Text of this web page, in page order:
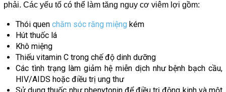
phải. Các yếu tố có thể làm tăng nguy cơ viêm lợi gồm:
Thói quen chăm sóc răng miệng kém
Hút thuốc lá
Khô miệng
Thiếu vitamin C trong chế độ dinh dưỡng
Các tình trạng làm giảm hệ miễn dịch như bệnh bạch cầu,
HIV/AIDS hoặc điều trị ung thư